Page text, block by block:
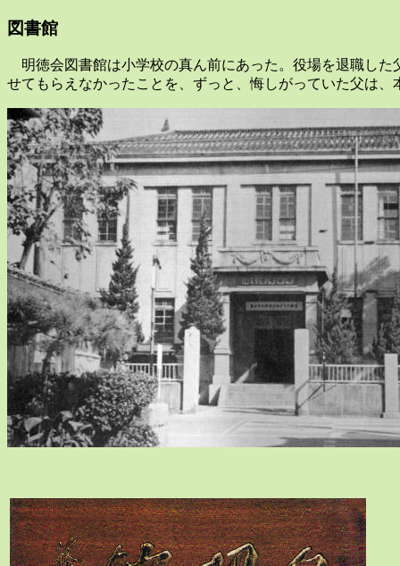
図書館
明徳会図書館は小学校の真ん前にあった。役場を退職し
せてもらえなかったことを、ずっと、悔しがっていた父は